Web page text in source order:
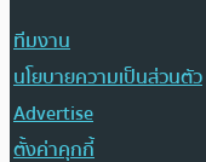
ทีมงาน
นโยบายความเป็นส่วนตัว
Advertise
ตั้งค่าคุกกี้